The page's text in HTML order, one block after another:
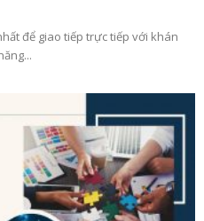
để giao tiếp trực tiếp với khán